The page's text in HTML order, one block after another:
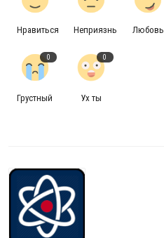
Нравиться Неприязнь Любовь
0
Грустный
0
Ух ты